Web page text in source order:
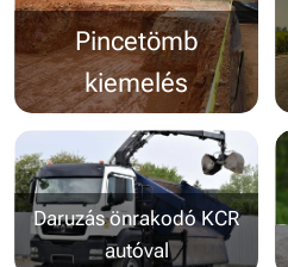
Pincetömb
kiemelés
Daruzás önrakodó KCR
autóval